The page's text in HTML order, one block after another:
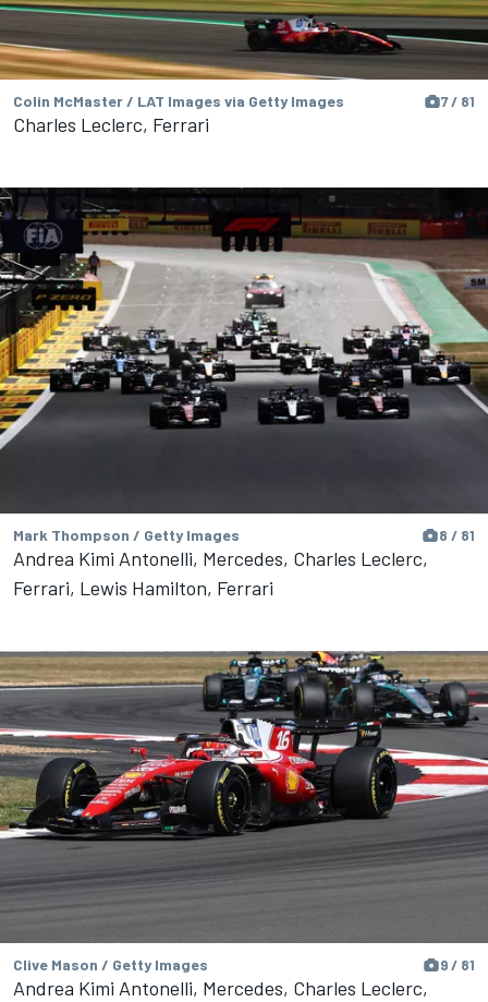
Colin McMaster / LAT Images via Getty Images 7 / 81
Charles Leclerc, Ferrari
Mark Thompson / Getty Images 8 / 81
Andrea Kimi Antonelli, Mercedes, Charles Leclerc,
Ferrari, Lewis Hamilton, Ferrari
Clive Mason / Getty Images 9 / 81
Andrea Kimi Antonelli, Mercedes, Charles Leclerc,